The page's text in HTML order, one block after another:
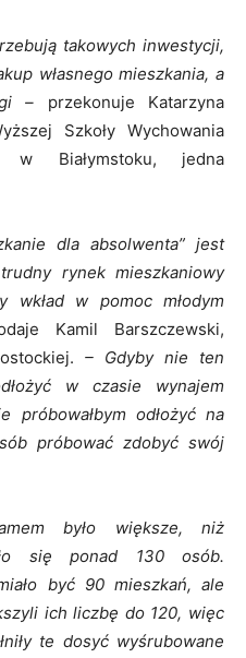
takowych inwestycji,
własnego mieszkania, a
– przekonuje Katarzyna
Szkoły Wychowania
Białymstoku, jedna
dla absolwenta” jest
rynek mieszkaniowy
w pomoc młodym
Kamil Barszczewski,
– Gdyby nie ten
w czasie wynajem
próbowałbym odłożyć na
próbować zdobyć swój
było większe, niż
się ponad 130 osób.
być 90 mieszkań, ale
ich liczbę do 120, więc
te dosyć wyśrubowane